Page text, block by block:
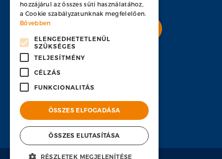
H-1134 Budapest, Váci út 33
+36 1 451 7100
hr-hu@ps-bpo.com
hozzájárul az összes süti használatához,
a Cookie szabályzatunknak megfelelően.
Bővebben
ELENGEDHETETLENÜL
SZÜKSÉGES
TELJESÍTMÉNY
CÉLZÁS
FUNKCIONALITÁS
ÖSSZES ELFOGADÁSA
ÖSSZES ELUTASÍTÁSA
RÉSZLETEK MEGJELENÍTÉSE